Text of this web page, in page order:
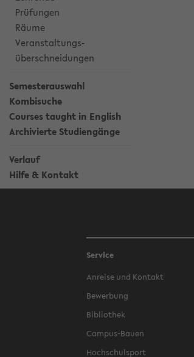
Prüfungen
Räume
Veranstaltungs-
überschneidungen
Semesterauswahl
Kombisuche
Courses taught in English
Archivierte Studiengänge
Verlauf
Hilfe & Kontakt
Service
Anreise und Kontakt
Bewerbung
Bibliothek
Campus-Bauen
Hochschulsport